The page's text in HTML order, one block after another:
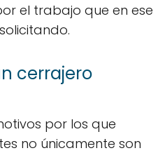
el trabajo que en ese
cerrajero
por los que
no únicamente son